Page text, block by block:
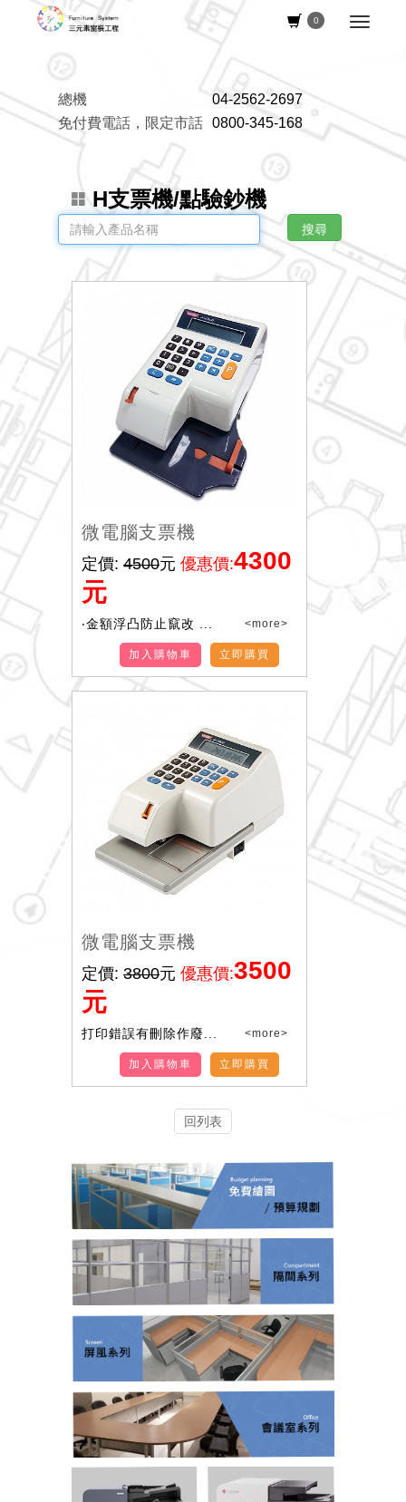
0
總機
04-2562-2697
免付費電話，限定市話 0800-345-168
H支票機/點驗鈔機
微電腦支票機
定價: 4500元 優惠價:4300
元
‧金額浮凸防止竄改 ... <more>
立即購買
加入購物車
微電腦支票機
定價: 3800元 優惠價:3500
元
打印錯誤有刪除作廢... <more>
立即購買
加入購物車
回列表